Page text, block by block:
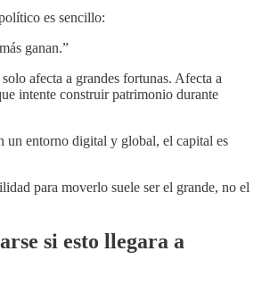
es sencillo:
ganan.”
afecta a grandes fortunas. Afecta a
intente construir patrimonio durante
entorno digital y global, el capital es
para moverlo suele ser el grande, no el
si esto llegara a